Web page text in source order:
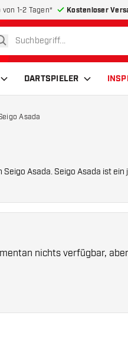
von 1-2 Tagen* Kostenloser
suchen
DARTSPIELER
Asada
Asada. Seigo Asada ist
nichts verfügbar,